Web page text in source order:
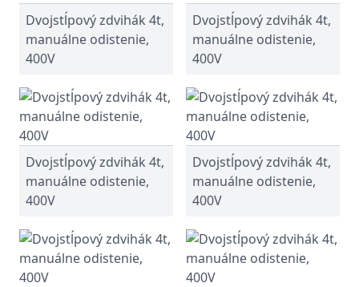
Dvojstĺpový zdvihák 4t,
manuálne odistenie,
400V
Dvojstĺpový zdvihák 4t,
manuálne odistenie,
400V
Dvojstĺpový zdvihák 4t,
manuálne odistenie,
400V
Dvojstĺpový zdvihák 4t,
manuálne odistenie,
400V